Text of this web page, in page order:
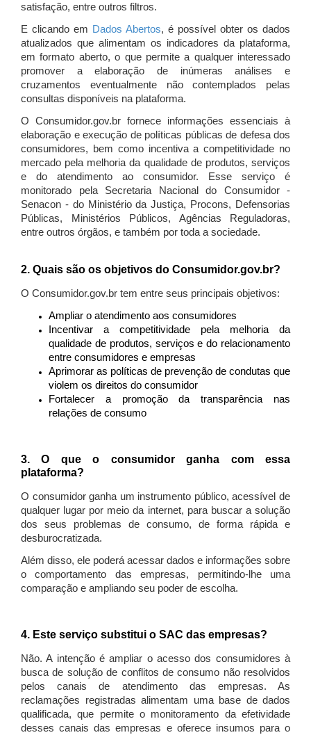
satisfação, entre outros filtros.
E clicando em Dados Abertos, é possível obter os dados
atualizados que alimentam os indicadores da plataforma,
em formato aberto, o que permite a qualquer interessado
promover a elaboração de inúmeras análises e
cruzamentos eventualmente não contemplados pelas
consultas disponíveis na plataforma.
O Consumidor.gov.br fornece informações essenciais à
elaboração e execução de políticas públicas de defesa dos
consumidores, bem como incentiva a competitividade no
mercado pela melhoria da qualidade de produtos, serviços
e do atendimento ao consumidor. Esse serviço é
monitorado pela Secretaria Nacional do Consumidor -
Senacon - do Ministério da Justiça, Procons, Defensorias
Públicas, Ministérios Públicos, Agências Reguladoras,
entre outros órgãos, e também por toda a sociedade.
2. Quais são os objetivos do Consumidor.gov.br?
O Consumidor.gov.br tem entre seus principais objetivos:
Ampliar o atendimento aos consumidores
Incentivar a competitividade pela melhoria da
qualidade de produtos, serviços e do relacionamento
entre consumidores e empresas
Aprimorar as políticas de prevenção de condutas que
violem os direitos do consumidor
Fortalecer a promoção da transparência nas
relações de consumo
3. O que o consumidor ganha com essa
plataforma?
O consumidor ganha um instrumento público, acessível de
qualquer lugar por meio da internet, para buscar a solução
dos seus problemas de consumo, de forma rápida e
desburocratizada.
Além disso, ele poderá acessar dados e informações sobre
o comportamento das empresas, permitindo-lhe uma
comparação e ampliando seu poder de escolha.
4. Este serviço substitui o SAC das empresas?
Não. A intenção é ampliar o acesso dos consumidores à
busca de solução de conflitos de consumo não resolvidos
pelos canais de atendimento das empresas. As
reclamações registradas alimentam uma base de dados
qualificada, que permite o monitoramento da efetividade
desses canais das empresas e oferece insumos para o